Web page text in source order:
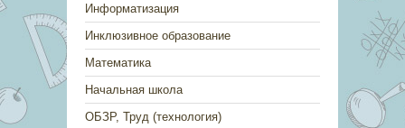
Информатизация
Инклюзивное образование
Математика
Начальная школа
ОБЗР, Труд (технология)